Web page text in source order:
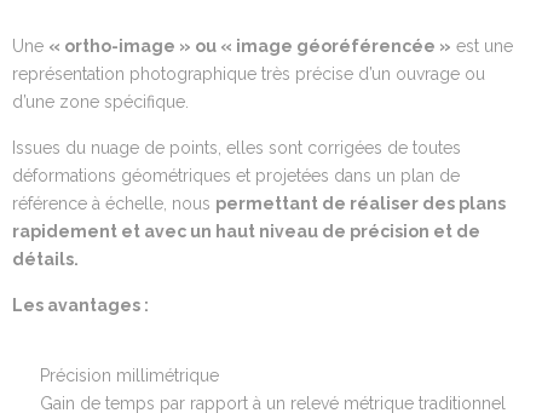
Une « ortho-image » ou « image géoréférencée » est une
représentation photographique très précise d’un ouvrage ou
d’une zone spécifique.
Issues du nuage de points, elles sont corrigées de toutes
déformations géométriques et projetées dans un plan de
référence à échelle, nous permettant de réaliser des plans
rapidement et avec un haut niveau de précision et de
détails.
Les avantages :
Précision millimétrique
Gain de temps par rapport à un relevé métrique traditionnel